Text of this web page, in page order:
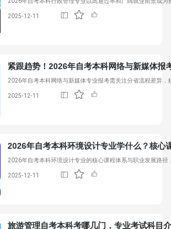
2025-12-11
紧跟趋势！2026年自考本科网络与新媒体报
2026年自考本科网络与新媒体专业报考需关注分省流程差异
2025-12-11
2026年自考本科环境设计专业学什么？核心
2026年自考本科环境设计专业的核心课程体系与职业发展路
2025-12-11
旅游管理自考本科考哪几门，专业考试科目